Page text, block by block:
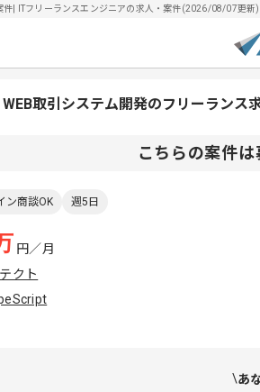
件| ITフリーランスエンジニアの求人・案件(2026/08/07更新)
WEB取引システム開発のフリーランス
こちらの案件
ン商談OK 週5日
円／月
クト
あ